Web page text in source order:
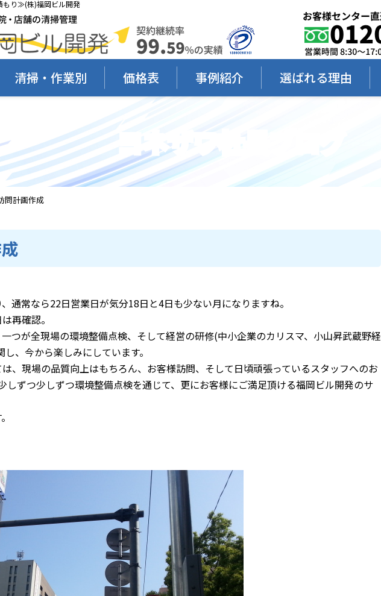
もり≫(株)福岡ビル開発
清掃・作業別 価格表 事例紹介 選ばれる理由
ヨネザワ社長ブログ
問計画作成
通常なら22日営業日が気分18日と4日も少ない月になりますね。
再確認。
つが全現場の環境整備点検、そして経営の研修(中小企業のカリスマ、小山昇武蔵野経
、今から楽しみにしています。
、現場の品質向上はもちろん、お客様訪問、そして日頃頑張っているスタッフへのお
しずつ少しずつ環境整備点検を通じて、更にお客様にご満足頂ける福岡ビル開発のサ